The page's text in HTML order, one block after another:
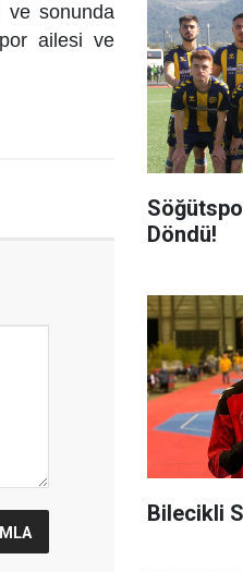
ve sonunda
ailesi ve
Döndü!
Bilecikli